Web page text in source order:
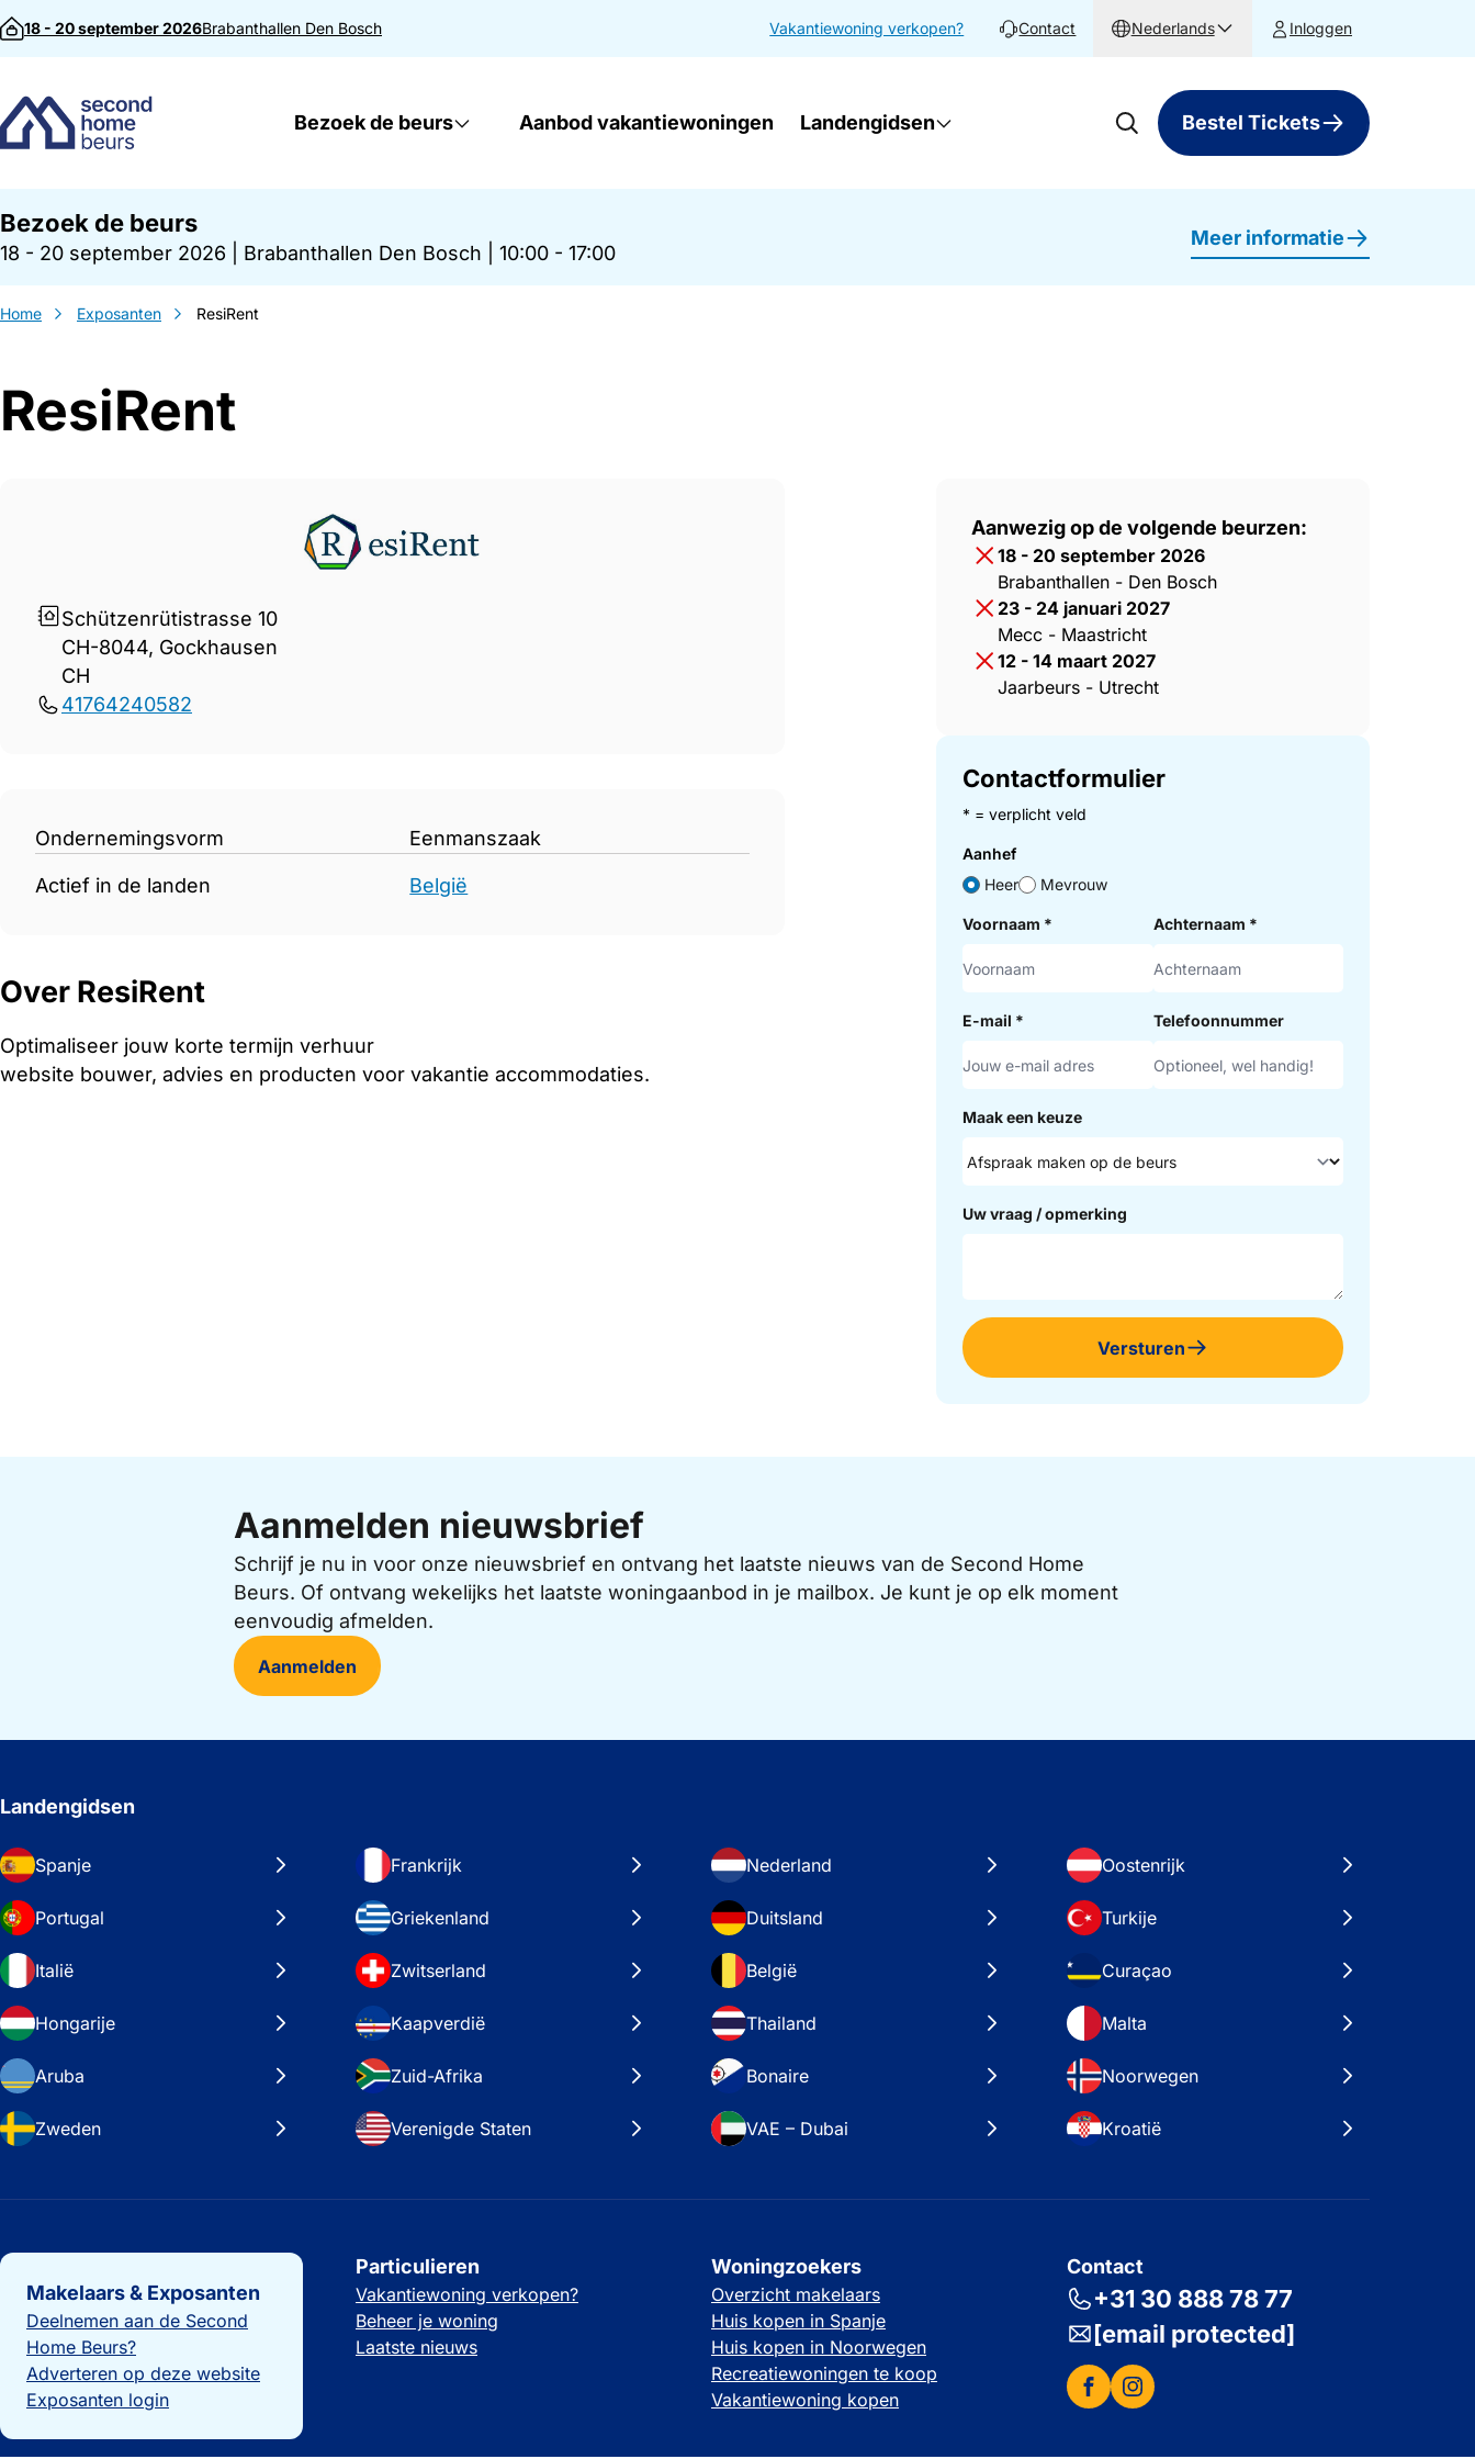
Direct naar inhoud
18 - 20 september 2026Brabanthallen Den Bosch Vakantiewoning verkopen? Contact Nederlands Inloggen
Bezoek de beurs Aanbod vakantiewoningen Landengidsen Bestel Tickets
Bezoek de beurs
18 - 20 september 2026 Brabanthallen Den Bosch 10:00 - 17:00
Meer informatie
Home Exposanten ResiRent
ResiRent
Schützenrütistrasse 10
CH-8044, Gockhausen
CH
41764240582
Gegevens ResiRent
Ondernemingsvorm Eenmanszaak
Actief in de landen België
Over ResiRent
Optimaliseer jouw korte termijn verhuur
website bouwer, advies en producten voor vakantie accommodaties.
Aanwezig op de volgende beurzen:
18 - 20 september 2026
Brabanthallen - Den Bosch
23 - 24 januari 2027
Mecc - Maastricht
12 - 14 maart 2027
Jaarbeurs - Utrecht
Contactformulier
* = verplicht veld
Aanhef
Heer
Mevrouw
Voornaam * Achternaam *
E-mail * Telefoonnummer
Maak een keuze
Uw vraag / opmerking
Versturen
Aanmelden nieuwsbrief
Schrijf je nu in voor onze nieuwsbrief en ontvang het laatste nieuws van de Second Home
Beurs. Of ontvang wekelijks het laatste woningaanbod in je mailbox. Je kunt je op elk moment
eenvoudig afmelden.
Aanmelden
Landengidsen
Spanje Frankrijk Nederland Oostenrijk
Portugal Griekenland Duitsland Turkije
Italië Zwitserland België Curaçao
Hongarije Kaapverdië Thailand Malta
Aruba Zuid-Afrika Bonaire Noorwegen
Zweden Verenigde Staten VAE – Dubai Kroatië
Belangrijke links
Makelaars & Exposanten
Deelnemen aan de Second
Home Beurs?
Adverteren op deze website
Exposanten login
Particulieren
Vakantiewoning verkopen?
Beheer je woning
Laatste nieuws
Woningzoekers
Overzicht makelaars
Huis kopen in Spanje
Huis kopen in Noorwegen
Recreatiewoningen te koop
Vakantiewoning kopen
Contact
+31 30 888 78 77
[email protected]